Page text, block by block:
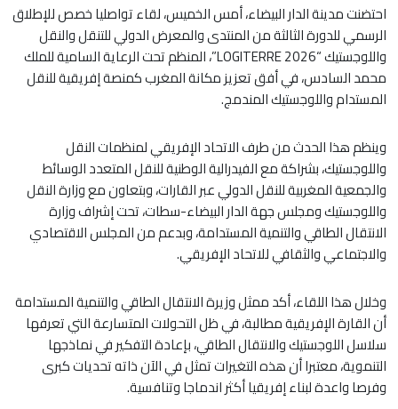
احتضنت مدينة الدار البيضاء، أمس الخميس، لقاء تواصليا خصص للإطلاق
الرسمي للدورة الثالثة من المنتدى والمعرض الدولي للتنقل والنقل
واللوجستيك “LOGITERRE 2026”، المنظم تحت الرعاية السامية للملك
محمد السادس، في أفق تعزيز مكانة المغرب كمنصة إفريقية للنقل
المستدام واللوجستيك المندمج.
وينظم هذا الحدث من طرف الاتحاد الإفريقي لمنظمات النقل
واللوجستيك، بشراكة مع الفيدرالية الوطنية للنقل المتعدد الوسائط
والجمعية المغربية للنقل الدولي عبر القارات، وبتعاون مع وزارة النقل
واللوجستيك ومجلس جهة الدار البيضاء-سطات، تحت إشراف وزارة
الانتقال الطاقي والتنمية المستدامة، وبدعم من المجلس الاقتصادي
والاجتماعي والثقافي للاتحاد الإفريقي.
وخلال هذا اللقاء، أكد ممثل وزيرة الانتقال الطاقي والتنمية المستدامة
أن القارة الإفريقية مطالبة، في ظل التحولات المتسارعة التي تعرفها
سلاسل اللوجستيك والانتقال الطاقي، بإعادة التفكير في نماذجها
التنموية، معتبرا أن هذه التغيرات تمثل في الآن ذاته تحديات كبرى
وفرصا واعدة لبناء إفريقيا أكثر اندماجا وتنافسية.